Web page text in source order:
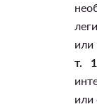
или
т.
или